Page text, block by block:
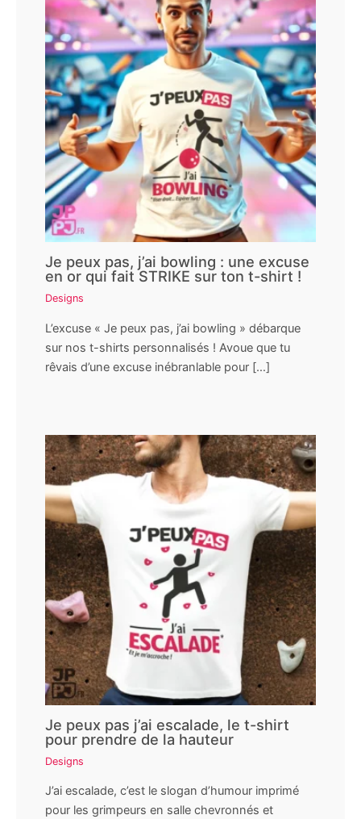
Je peux pas, j’ai bowling : une excuse
en or qui fait STRIKE sur ton t-shirt !
Designs
L’excuse « Je peux pas, j’ai bowling » débarque
sur nos t-shirts personnalisés ! Avoue que tu
rêvais d’une excuse inébranlable pour […]
Je peux pas j’ai escalade, le t-shirt
pour prendre de la hauteur
Designs
J’ai escalade, c’est le slogan d’humour imprimé
pour les grimpeurs en salle chevronnés et